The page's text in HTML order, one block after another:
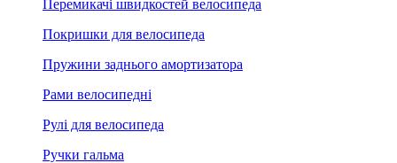
Перемикачі швидкостей велосипеда
Покришки для велосипеда
Пружини заднього амортизатора
Рами велосипедні
Рулі для велосипеда
Ручки гальма